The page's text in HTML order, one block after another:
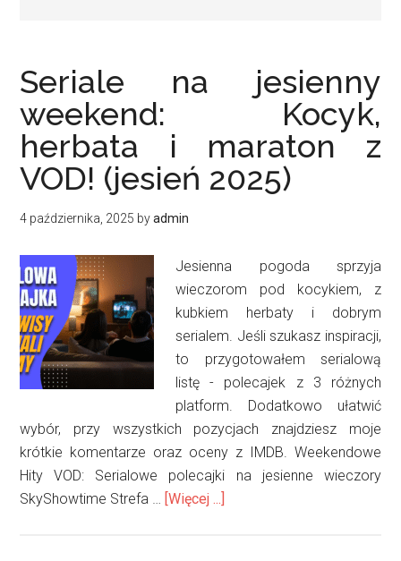
Seriale na jesienny
weekend: Kocyk,
herbata i maraton z
VOD! (jesień 2025)
4 października, 2025 byadmin
Jesienna pogoda sprzyja
wieczorom pod kocykiem, z
kubkiem herbaty i dobrym
serialem. Jeśli szukasz inspiracji,
to przygotowałem serialową
listę - polecajek z 3 różnych
platform. Dodatkowo ułatwić
wybór, przy wszystkich pozycjach znajdziesz moje
krótkie komentarze oraz oceny z IMDB. Weekendowe
Hity VOD: Serialowe polecajki na jesienne wieczory
SkyShowtime Strefa … [Więcej ...]